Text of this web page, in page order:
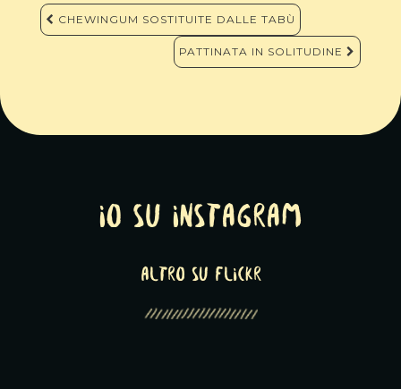
Navigazione
articoli
CHEWINGUM SOSTITUITE DALLE TABÙ
PATTINATA IN SOLITUDINE
Io su Instagram
altro su Flickr